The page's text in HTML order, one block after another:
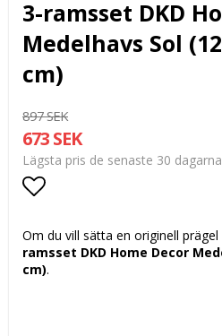
3-ramsset DKD
Medelhavs Sol
cm)
897 SEK
673 SEK
Lägsta pris de senaste 30 dagarna
Lägg till i
Om du vill sätta en originell
ramsset DKD Home Decor
cm).